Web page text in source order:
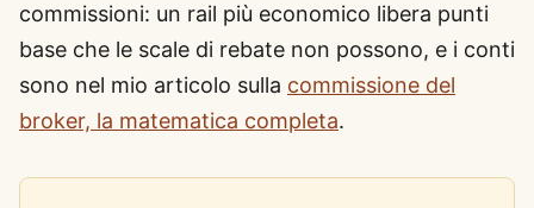
commissioni: un rail più economico libera punti
base che le scale di rebate non possono, e i conti
sono nel mio articolo sulla commissione del
broker, la matematica completa.